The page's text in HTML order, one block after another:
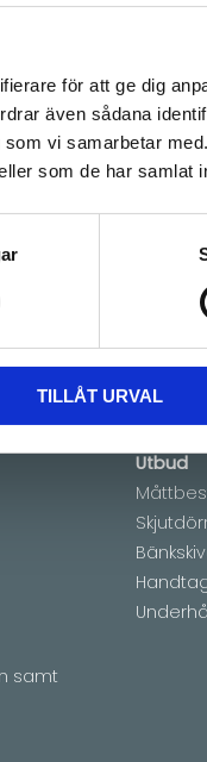
för att ge dig
även sådana
vi samarbetar
som de har samlat
TILLÅT URVAL
samt
Utbud